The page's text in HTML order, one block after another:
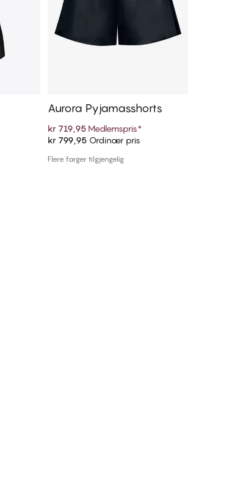
Legg i handlekurven
Aurora Pyjamasshorts
kr 719,95 Medlemspris*
kr 799,95Ordinær pris
Flere farger tilgjengelig